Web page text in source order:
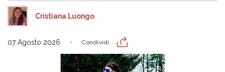
Cristiana Luongo
07 Agosto 2026 Condividi